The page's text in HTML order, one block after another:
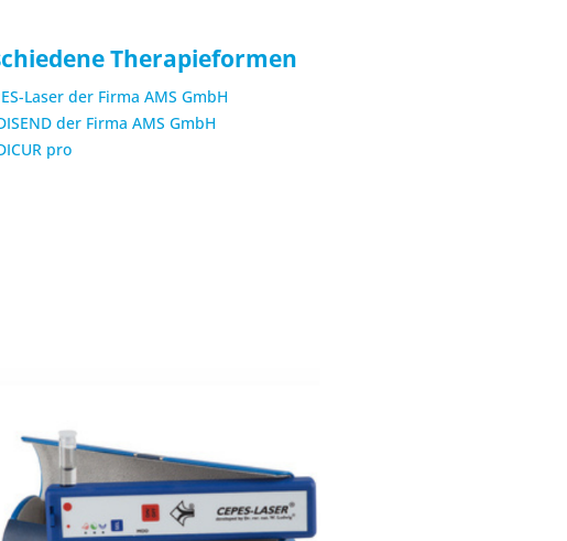
Therapieformen
Laser der Firma AMS GmbH
der Firma AMS GmbH
pro